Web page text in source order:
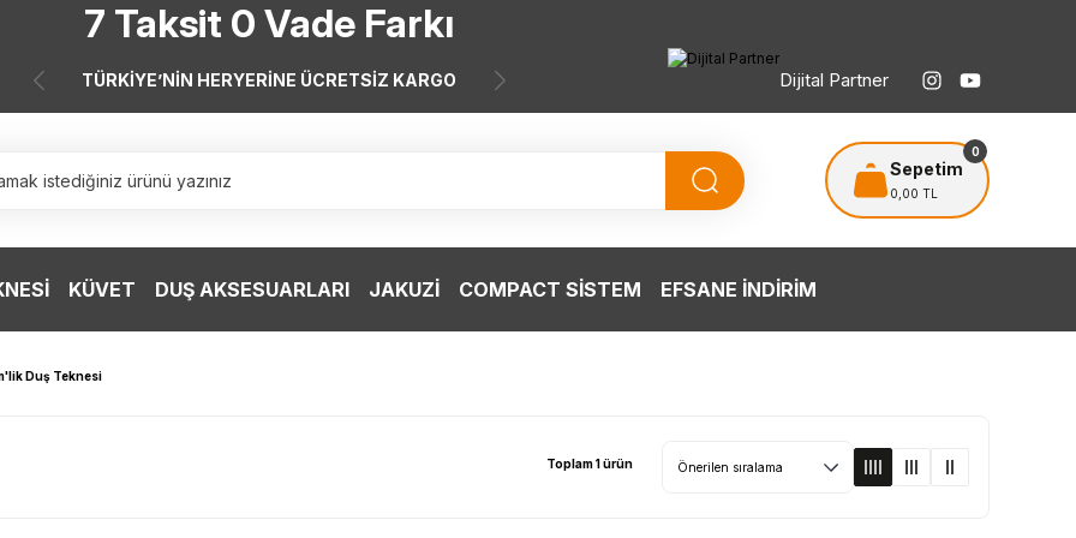
7 Taksit 0 Vade Farkı
Doğrudan Fabrikadan Satış!
7 Taksit 0 Vade Farkı
Doğrudan Fabrikadan Satış!
TÜRKİYE’NİN HERYERİNE ÜCRETSİZ KARGO TÜRKİYE’NİN HERYERİNE ÜCRETSİZ KARGO
Dijital Partner
Sepetim
0,00 TL
0
KÜVET DUŞ AKSESUARLARI JAKUZİ COMPACT SİSTEM EFSANE İNDİRİM
Duş Teknesi
Toplam 1 ürün